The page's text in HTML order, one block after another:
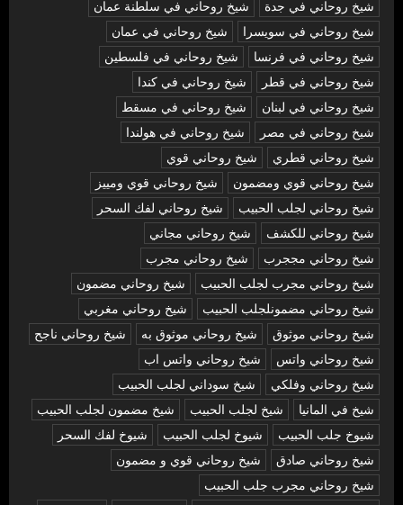
شيخ روحاني في جدة
شيخ روحاني في سلطنة عمان
شيخ روحاني في سويسرا
شيخ روحاني في عمان
شيخ روحاني في فرنسا
شيخ روحاني في فلسطين
شيخ روحاني في قطر
شيخ روحاني في كندا
شيخ روحاني في لبنان
شيخ روحاني في مسقط
شيخ روحاني في مصر
شيخ روحاني في هولندا
شيخ روحاني قطري
شيخ روحاني قوي
شيخ روحاني قوي ومضمون
شيخ روحاني قوي ومييز
شيخ روحاني لجلب الحبيب
شيخ روحاني لفك السحر
شيخ روحاني للكشف
شيخ روحاني مجاني
شيخ روحاني مججرب
شيخ روحاني مجرب
شيخ روحاني مجرب لجلب الحبيب
شيخ روحاني مضمون
شيخ روحاني مضمونلجلب الحبيب
شيخ روحاني مغربي
شيخ روحاني موثوق
شيخ روحاني موثوق به
شيخ روحاني ناجح
شيخ روحاني واتس
شيخ روحاني واتس اب
شيخ روحاني وفلكي
شيخ سوداني لجلب الحبيب
شيخ في المانيا
شيخ لجلب الحبيب
شيخ مضمون لجلب الحبيب
شيوخ جلب الحبيب
شيوخ لجلب الحبيب
شيوخ لفك السحر
شیخ روحاني صادق
شیخ روحاني قوي و مضمون
شیخ روحاني مجرب جلب الحبيب